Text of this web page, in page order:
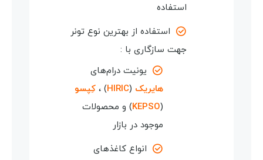
استفاده
استفاده از بهترین نوع تونر
جهت سازگاری با :
یونیت درام‌های
هایریک(
HIRIC) ،کِپسو
KEPSO) و محصولات
موجود در بازار
انواع کاغذهای